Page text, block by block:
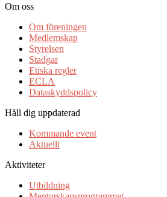
Om oss
Om föreningen
Medlemskap
Styrelsen
Stadgar
Etiska regler
ECLA
Dataskyddspolicy
Håll dig uppdaterad
Kommande event
Aktuellt
Aktiviteter
Utbildning